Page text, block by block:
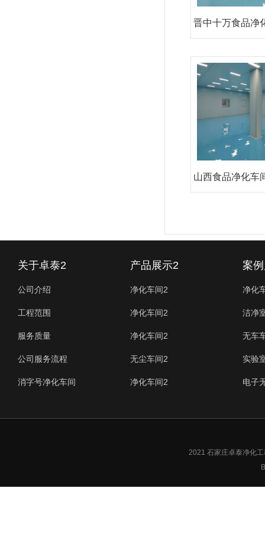
晋中十万食品净
山西食品净化车
关于卓泰2
公司介绍
工程范围
服务质量
公司服务流程
消字号净化车间
产品展示2
净化车间2
净化车间2
净化车间2
无尘车间2
净化车间2
案
净化
洁净
无车
实验
电子
2021 石家庄卓泰净化